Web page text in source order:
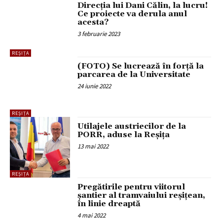
REȘIȚA
Direcția lui Dani Călin, la lucru!
Ce proiecte va derula anul
acesta?
3 februarie 2023
REȘIȚA
(FOTO) Se lucrează în forță la
parcarea de la Universitate
24 iunie 2022
REȘIȚA
Utilajele austriecilor de la
PORR, aduse la Reșița
13 mai 2022
Pregătirile pentru viitorul
șantier al tramvaiului reșițean,
în linie dreaptă
4 mai 2022